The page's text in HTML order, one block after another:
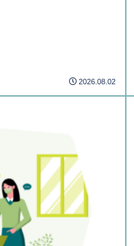
2026.08.02